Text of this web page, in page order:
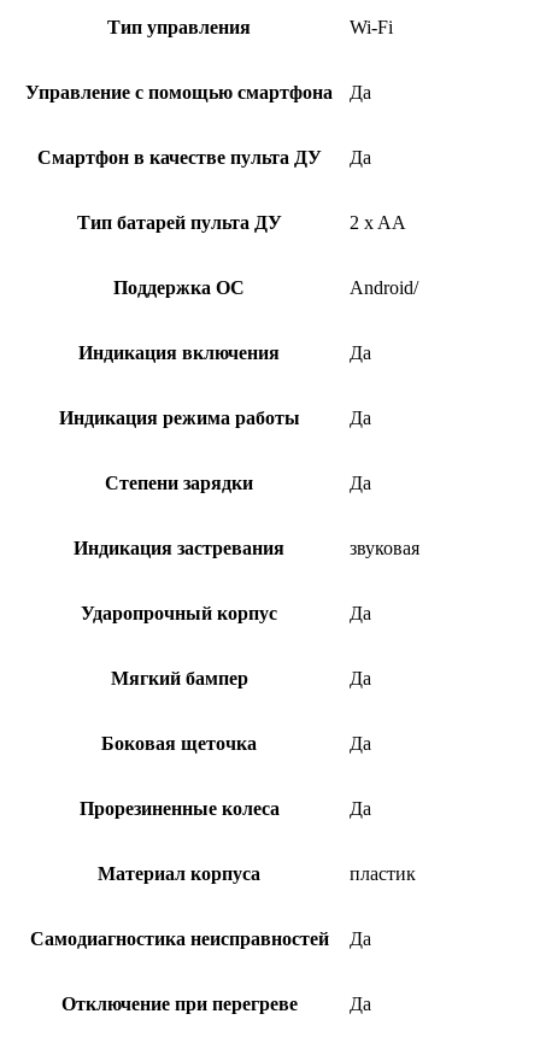
Тип управления Wi-Fi
Управление с помощью смартфона Да
Смартфон в качестве пульта ДУ Да
Тип батарей пульта ДУ 2 x AA
Поддержка ОС Android/
Индикация включения Да
Индикация режима работы Да
Степени зарядки Да
Индикация застревания звуковая
Ударопрочный корпус Да
Мягкий бампер Да
Боковая щеточка Да
Прорезиненные колеса Да
Материал корпуса пластик
Самодиагностика неисправностей Да
Отключение при перегреве Да